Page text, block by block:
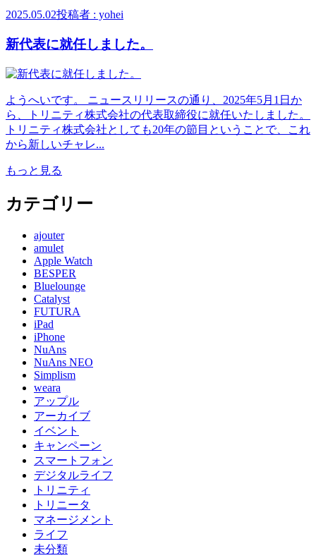
2025.05.02投稿者 : yohei
新代表に就任しました。
ようへいです。 ニュースリリースの通り、2025年5月1日か
ら、トリニティ株式会社の代表取締役に就任いたしました。
トリニティ株式会社としても20年の節目ということで、これ
から新しいチャレ...
もっと見る
カテゴリー
ajouter
amulet
Apple Watch
BESPER
Bluelounge
Catalyst
FUTURA
iPad
iPhone
NuAns
NuAns NEO
Simplism
weara
アップル
アーカイブ
イベント
キャンペーン
スマートフォン
デジタルライフ
トリニティ
トリニータ
マネージメント
ライフ
未分類